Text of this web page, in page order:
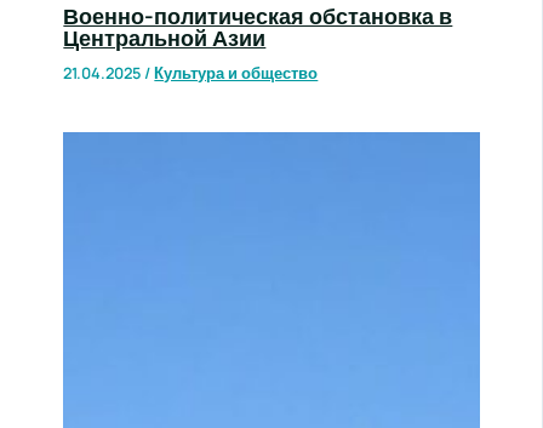
Военно-политическая обстановка в
Центральной Азии
21.04.2025/Культура и общество